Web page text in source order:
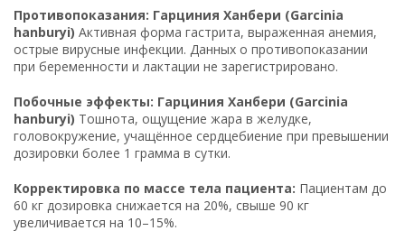
Противопоказания: Гарциния Ханбери (Garcinia
hanburyi) Активная форма гастрита, выраженная анемия,
острые вирусные инфекции. Данных о противопоказании
при беременности и лактации не зарегистрировано.
Побочные эффекты: Гарциния Ханбери (Garcinia
hanburyi) Тошнота, ощущение жара в желудке,
головокружение, учащённое сердцебиение при превышении
дозировки более 1 грамма в сутки.
Корректировка по массе тела пациента: Пациентам до
60 кг дозировка снижается на 20%, свыше 90 кг
увеличивается на 10–15%.